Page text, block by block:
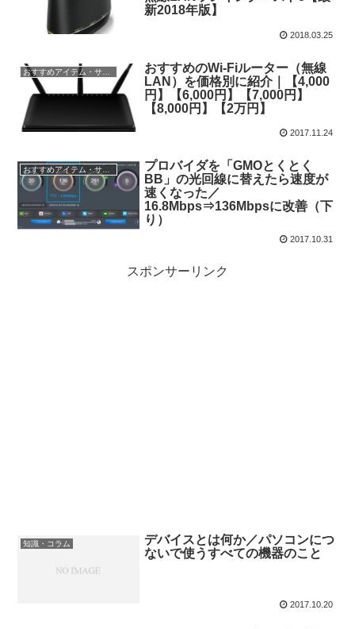
新2018年版】
2018.03.25
おすすめのWi-Fiルーター（無線
LAN）を価格別に紹介｜【4,000
円】【6,000円】【7,000円】
【8,000円】【2万円】
2017.11.24
プロバイダを「GMOとくとく
BB」の光回線に替えたら速度が
速くなった／
16.8Mbps⇒136Mbpsに改善（下
り）
2017.10.31
スポンサーリンク
知識・コラム
デバイスとは何か／パソコンにつ
ないで使うすべての機器のこと
2017.10.20